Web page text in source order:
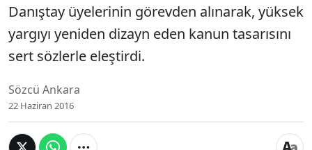
Danıştay üyelerinin görevden alınarak, yüksek
yargıyı yeniden dizayn eden kanun tasarısını
sert sözlerle eleştirdi.
Sözcü Ankara
22 Haziran 2016